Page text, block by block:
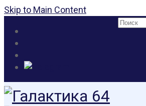
Skip to Main Content
Поиск: